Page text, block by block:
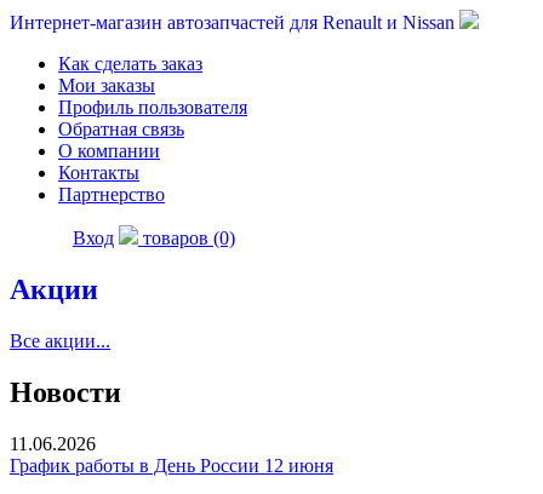
Интернет-магазин автозапчастей для Renault и Nissan
Как сделать заказ
Мои заказы
Профиль пользователя
Обратная связь
О компании
Контакты
Партнерство
Вход товаров (0)
Акции
Все акции...
Новости
11.06.2026
График работы в День России 12 июня